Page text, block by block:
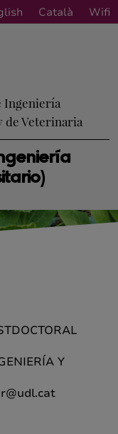
Català Wifi
Ingeniería
de Veterinaria
Y